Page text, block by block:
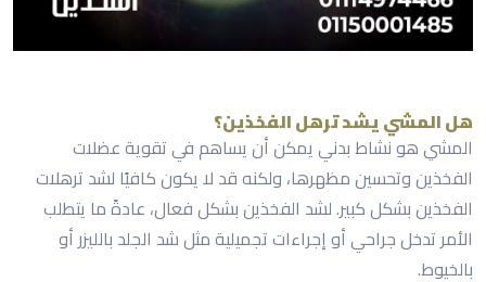
هل المشي يشد ترهل الفخذين؟
المشي هو نشاط بدني يمكن أن يساهم في تقوية عضلات
الفخذين وتحسين مظهرها، ولكنه قد لا يكون كافيًا لشد ترهلات
الفخذين بشكل كبير. لشد الفخذين بشكل فعال، عادةً ما يتطلب
الأمر تدخل جراحي أو إجراءات تجميلية مثل شد الجلد بالليزر أو
بالخيوط.